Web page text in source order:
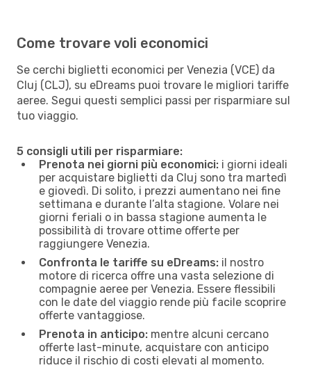
Come trovare voli economici
Se cerchi biglietti economici per Venezia (VCE) da
Cluj (CLJ), su eDreams puoi trovare le migliori tariffe
aeree. Segui questi semplici passi per risparmiare sul
tuo viaggio.
5 consigli utili per risparmiare:
Prenota nei giorni più economici: i giorni ideali
per acquistare biglietti da Cluj sono tra martedì
e giovedì. Di solito, i prezzi aumentano nei fine
settimana e durante l’alta stagione. Volare nei
giorni feriali o in bassa stagione aumenta le
possibilità di trovare ottime offerte per
raggiungere Venezia.
Confronta le tariffe su eDreams: il nostro
motore di ricerca offre una vasta selezione di
compagnie aeree per Venezia. Essere flessibili
con le date del viaggio rende più facile scoprire
offerte vantaggiose.
Prenota in anticipo: mentre alcuni cercano
offerte last-minute, acquistare con anticipo
riduce il rischio di costi elevati al momento.